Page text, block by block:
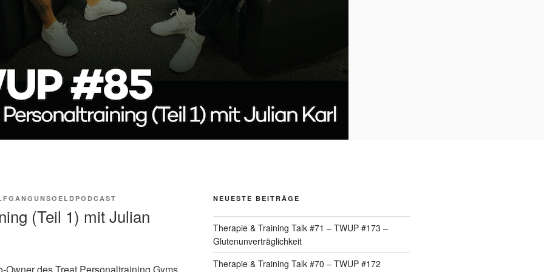
(Teil 1) mit Julian
NEUESTE BEITRÄGE
Therapie & Training Talk #71 – TWUP #173 –
Glutenunverträglichkeit
Therapie & Training Talk #70 – TWUP #172